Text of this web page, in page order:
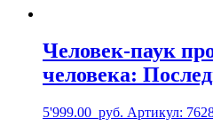
Человек-паук
человека:
5'999.00 руб. Артикул: